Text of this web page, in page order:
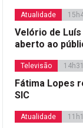
Atualidade
Velório de
aberto ao
Televisão 14h31
Fátima Lopes
SIC
Atualidade